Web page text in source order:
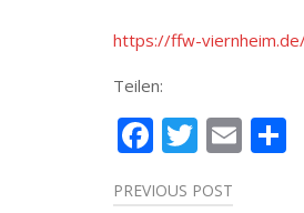
https://ffw-
Teilen:
Facebook
Twitter
PREVIOUS POST